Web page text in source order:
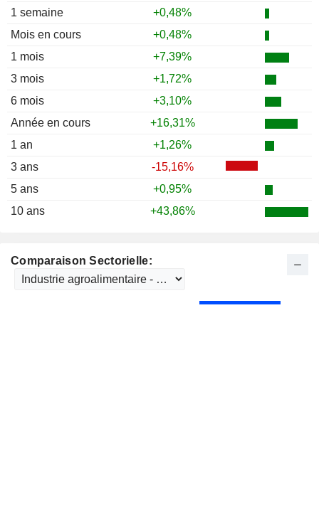
1 semaine
+0,48%
Mois en cours
+0,48%
1 mois
+7,39%
3 mois
+1,72%
6 mois
+3,10%
Année en cours
+16,31%
1 an
+1,26%
3 ans
-15,16%
5 ans
+0,95%
10 ans
+43,86%
Comparaison Sectorielle: